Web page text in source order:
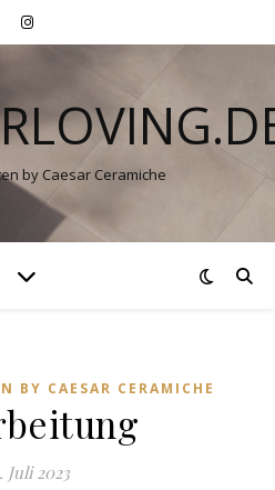
by Caesar Ceramiche
BY CAESAR CERAMICHE
Juli 2023